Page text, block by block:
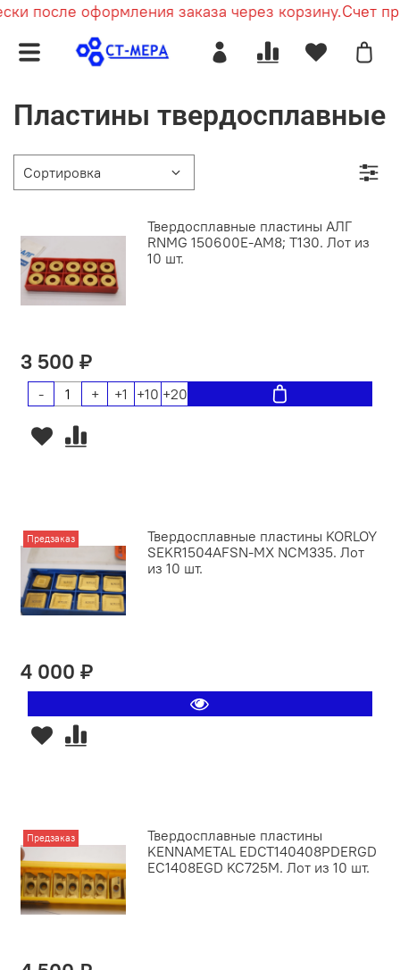
после оформления заказа через корзину.Счет
Пластины твердосплавные
Твердосплавные пластины АЛГ
RNMG 150600E-AM8; Т130. Лот из
10 шт.
3 500 ₽
- + +1 +10 +20
Предзаказ
Твердосплавные пластины KORLOY
SEKR1504AFSN-MX NCM335. Лот
из 10 шт.
4 000 ₽
Предзаказ
Твердосплавные пластины
KENNAMETAL EDCT140408PDERGD
EC1408EGD KC725M. Лот из 10 шт.